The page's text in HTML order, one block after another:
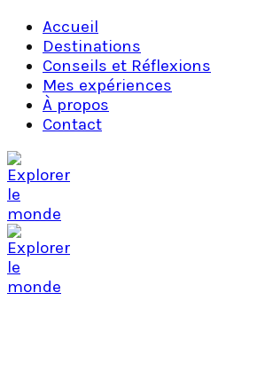
Accueil
Destinations
Conseils et Réflexions
Mes expériences
À propos
Contact